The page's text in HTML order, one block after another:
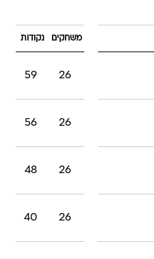
משחקים נקודות
26
59
26
56
26
48
26
40